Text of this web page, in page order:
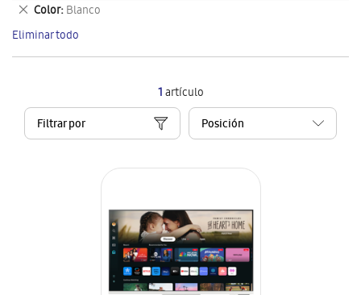
1artículo
Filtrar por
Color Blanco
Eliminar
este
artículo
Eliminar todo